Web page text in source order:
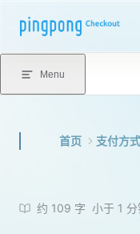
Skip to content
Menu
首页 支付方式
约 109 字 小于 1 分